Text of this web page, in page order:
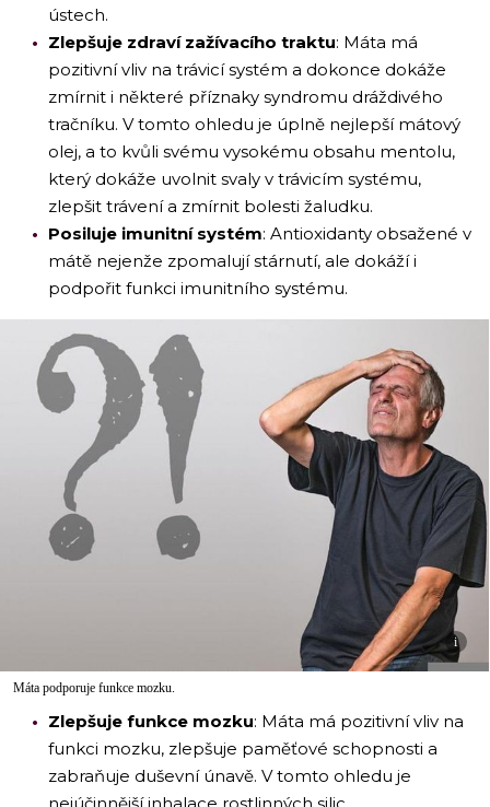
ústech.
Zlepšuje zdraví zažívacího traktu: Máta má
pozitivní vliv na trávicí systém a dokonce dokáže
zmírnit i některé příznaky syndromu dráždivého
tračníku. V tomto ohledu je úplně nejlepší mátový
olej, a to kvůli svému vysokému obsahu mentolu,
který dokáže uvolnit svaly v trávicím systému,
zlepšit trávení a zmírnit bolesti žaludku.
Posiluje imunitní systém: Antioxidanty obsažené v
mátě nejenže zpomalují stárnutí, ale dokáží i
podpořit funkci imunitního systému.
i
Máta podporuje funkce mozku.
Zlepšuje funkce mozku: Máta má pozitivní vliv na
funkci mozku, zlepšuje paměťové schopnosti a
zabraňuje duševní únavě. V tomto ohledu je